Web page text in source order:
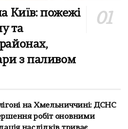
Київ: пожежі
та
з паливом
на Хмельниччині: ДСНС
робіт оновними